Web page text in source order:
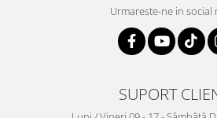
Urmareste-ne in social
SUPORT